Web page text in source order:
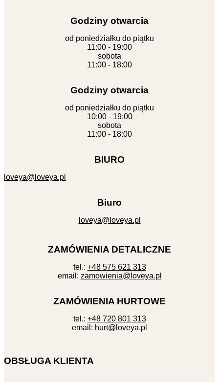
Godziny otwarcia
od poniedziałku do piątku
11:00 - 19:00
sobota
11:00 - 18:00
Godziny otwarcia
od poniedziałku do piątku
10:00 - 19:00
sobota
11:00 - 18:00
BIURO
loveya@loveya.pl
Biuro
loveya@loveya.pl
ZAMÓWIENIA DETALICZNE
tel.: +48 575 621 313
email: zamowienia@loveya.pl
ZAMÓWIENIA HURTOWE
tel.: +48 720 801 313
email: hurt@loveya.pl
OBSŁUGA KLIENTA